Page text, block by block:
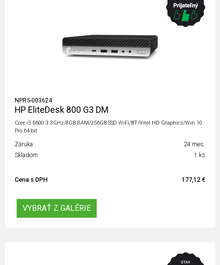
NPR5-003624
HP EliteDesk 800 G3 DM
Core i5 6600 3.3GHz/8GB RAM/256GB SSD WiFi/BT/Intel HD Graphics/Win 10
Pro 64-bit
Záruka
24 mes.
Skladom
1 ks
Cena s DPH 177,12 €
VYBRAŤ Z GALÉRIE